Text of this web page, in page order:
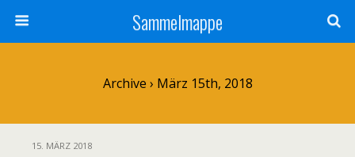
Sammelmappe
Archive › März 15th, 2018
15. MÄRZ 2018